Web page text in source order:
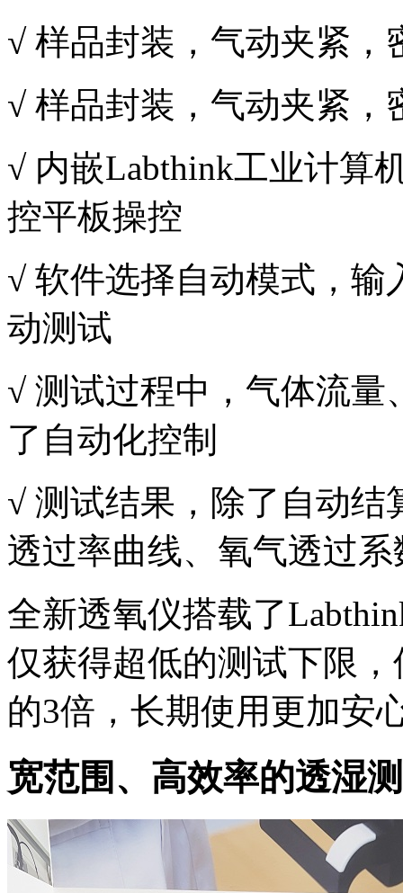
√ 样品封装，气动夹紧，
√ 样品封装，气动夹紧，
√ 内嵌Labthink工业计算
控平板操控
√ 软件选择自动模式，
动测试
√ 测试过程中，气体流
了自动化控制
√ 测试结果，除了自动
透过率曲线、氧气透过
全新透氧仪搭载了
仅获得超低的测试下限
的3倍，长期使用更加安
宽范围、高效率的透湿